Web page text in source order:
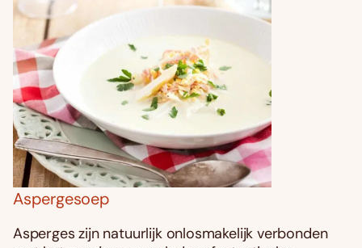
Aspergesoep
Asperges zijn natuurlijk onlosmakelijk verbonden